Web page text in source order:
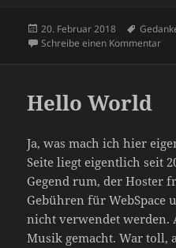
Veröffentlicht
am
20. Februar 2018
Schreibe einen Kommentarzu
Hello World
Ja, was mach ich hier
Seite liegt eigentlich seit
Gegend rum, der Hoster
Gebühren für WebSpace
nicht verwendet werden.
Musik gemacht. War toll,